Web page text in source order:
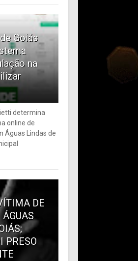
Goiás
na
determina
online de
Águas Lindas de
DE
PRESO